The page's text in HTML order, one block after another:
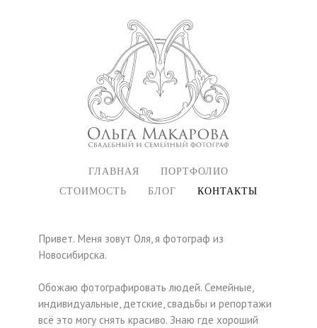
ГЛАВНАЯ
ПОРТФОЛИО
СТОИМОСТЬ
БЛОГ КОНТАКТЫ
Привет. Меня зовут Оля, я фотограф из
Новосибирска.
Обожаю фотографировать людей. Семейные,
индивидуальные, детские, свадьбы и репортажи
всё это могу снять красиво. Знаю где хороший